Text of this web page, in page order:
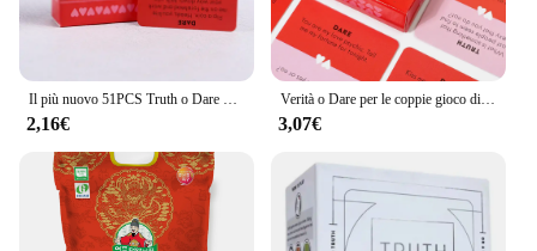
2,16€
Verità o Dare per le coppie gioco di carte coppie di beventi carte da gioco
3,07€